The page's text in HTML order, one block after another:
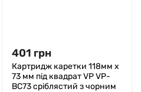
401 грн
Картридж каретки 118мм x
73 мм під квадрат VP VP-
BC73 срiблястий з чорним